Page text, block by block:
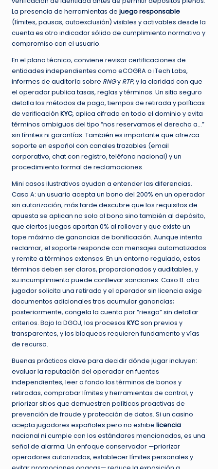
La presencia de herramientas de juego responsable
(límites, pausas, autoexclusión) visibles y activables desde la
cuenta es otro indicador sólido de cumplimiento normativo y
compromiso con el usuario.
En el plano técnico, conviene revisar certificaciones de
entidades independientes como eCOGRA o iTech Labs,
informes de auditoría sobre RNGy RTP, y la claridad con que
el operador publica tasas, reglas y términos. Un sitio seguro
detalla los métodos de pago, tiempos de retirada y políticas
de verificación KYC, aplica cifrado en todo el dominio y evita
términos ambiguos del tipo “nos reservamos el derecho a…”
sin límites ni garantías. También es importante que ofrezca
soporte en español con canales trazables (email
corporativo, chat con registro, teléfono nacional) y un
procedimiento formal de reclamaciones.
Mini casos ilustrativos ayudan a entender las diferencias.
Caso A: un usuario acepta un bono del 200% en un operador
sin autorización; más tarde descubre que los requisitos de
apuesta se aplican no solo al bono sino también al depósito,
que ciertos juegos aportan 0% al rollover y que existe un
tope máximo de ganancias de bonificación. Aunque intenta
reclamar, el soporte responde con mensajes automatizados
y remite a términos extensos. En un entorno regulado, estos
términos deben ser claros, proporcionados y auditables, y
su incumplimiento puede conllevar sanciones. Caso B: otro
jugador solicita una retirada y el operador sin licencia exige
documentos adicionales tras acumular ganancias;
posteriormente, congela la cuenta por “riesgo” sin detallar
criterios. Bajo la DGOJ, los procesos KYCson previos y
transparentes, y los bloqueos requieren fundamento y vías
de recurso.
Buenas prácticas clave para decidir dónde jugar incluyen:
evaluar la reputación del operador en fuentes
independientes, leer a fondo los términos de bonos y
retiradas, comprobar límites y herramientas de control, y
priorizar sitios que demuestren políticas proactivas de
prevención de fraude y protección de datos. Si un casino
acepta jugadores españoles pero no exhibe licencia
nacional ni cumple con los estándares mencionados, es una
señal de alarma. Un enfoque conservador —priorizar
operadores autorizados, establecer límites personales y